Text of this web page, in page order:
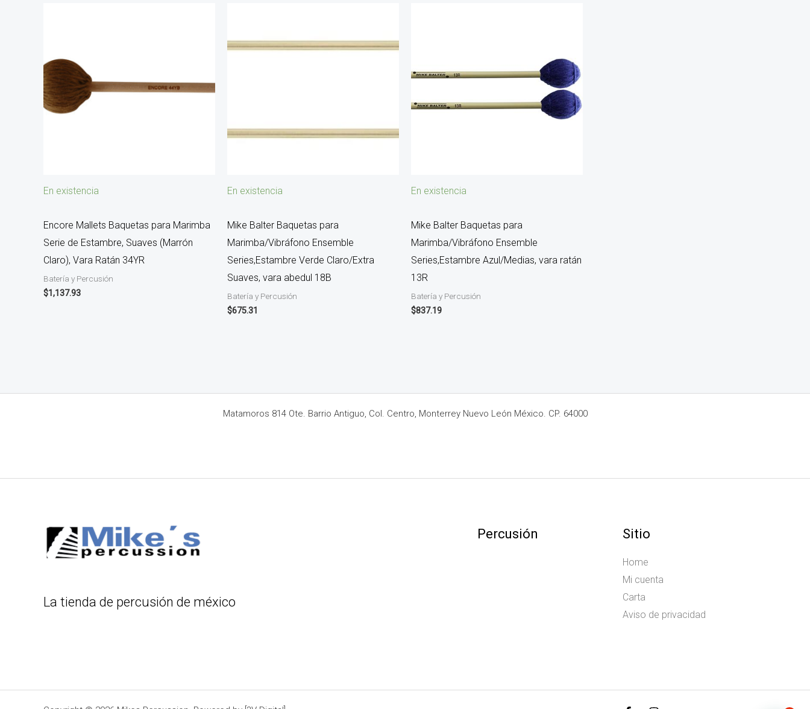
En existencia
Encore Mallets Baquetas para Marimba
Serie de Estambre, Suaves (Marrón
Claro), Vara Ratán 34YR
Batería y Percusión
$1,137.93
En existencia
Mike Balter Baquetas para
Marimba/Vibráfono Ensemble
Series,Estambre Verde Claro/Extra
Suaves, vara abedul 18B
Batería y Percusión
$675.31
En existencia
Mike Balter Baquetas para
Marimba/Vibráfono Ensemble
Series,Estambre Azul/Medias, vara ratán
13R
Batería y Percusión
$837.19
Matamoros 814 Ote. Barrio Antiguo, Col. Centro, Monterrey Nuevo León México. CP. 64000
La tienda de percusión de méxico
Percusión Sitio
Home
Mi cuenta
Carta
Aviso de privacidad